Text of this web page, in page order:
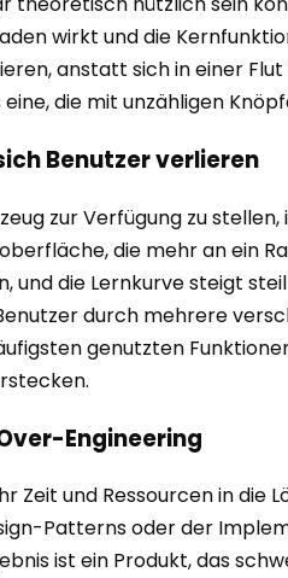
wirkt und die
anstatt sich in einer
die mit unzähligen
Benutzer verlieren
zur Verfügung zu
die mehr an ein
und die Lernkurve steigt
durch mehrere
genutzten
Engineering
und Ressourcen in die
Patterns oder der
ist ein Produkt, das